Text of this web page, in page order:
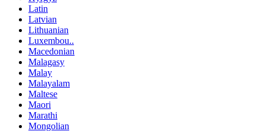
Latin
Latvian
Lithuanian
Luxembou..
Macedonian
Malagasy
Malay
Malayalam
Maltese
Maori
Marathi
Mongolian